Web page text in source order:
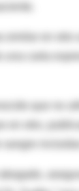
en
carta
que no